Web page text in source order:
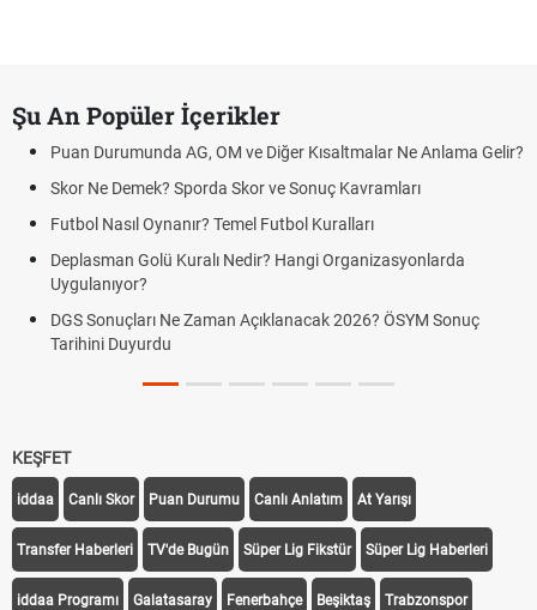
Şu An Popüler İçerikler
Puan Durumunda AG, OM ve Diğer Kısaltmalar Ne Anlama Gelir?
Skor Ne Demek? Sporda Skor ve Sonuç Kavramları
Futbol Nasıl Oynanır? Temel Futbol Kuralları
Deplasman Golü Kuralı Nedir? Hangi Organizasyonlarda
Uygulanıyor?
DGS Sonuçları Ne Zaman Açıklanacak 2026? ÖSYM Sonuç
Tarihini Duyurdu
KEŞFET
iddaa Canlı Skor Puan Durumu Canlı Anlatım At Yarışı
Transfer Haberleri TV'de Bugün Süper Lig Fikstür Süper Lig Haberleri
iddaa Programı Galatasaray Fenerbahçe Beşiktaş Trabzonspor